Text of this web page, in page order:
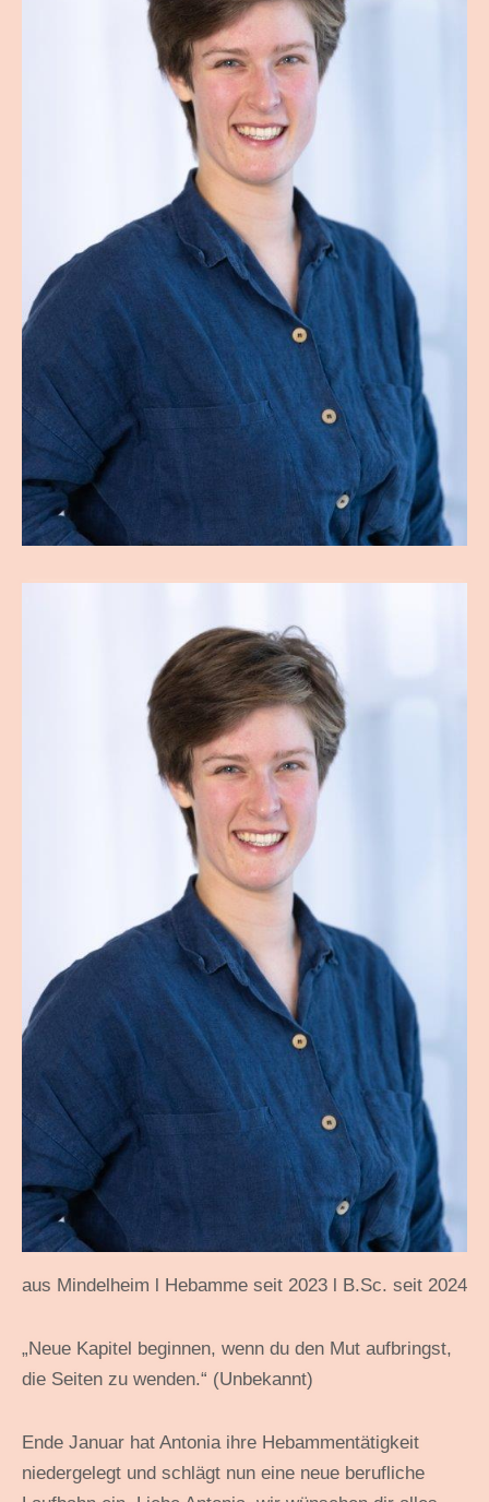
aus Mindelheim l Hebamme seit 2023 l B.Sc. seit 2024
„Neue Kapitel beginnen, wenn du den Mut aufbringst,
die Seiten zu wenden.“ (Unbekannt)
Ende Januar hat Antonia ihre Hebammentätigkeit
niedergelegt und schlägt nun eine neue berufliche